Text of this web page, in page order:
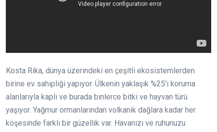
Kosta Rika, dünya üzerindeki en çeşitli ekosistemlerden
birine ev sahipliği yapıyor. Ülkenin yaklaşık %25’i koruma
alanlarıyla kaplı ve burada binlerce bitki ve hayvan türü
yaşıyor. Yağmur ormanlarından volkanik dağlara kadar her
köşesinde farklı bir güzellik var. Havanızı ve ruhunuzu